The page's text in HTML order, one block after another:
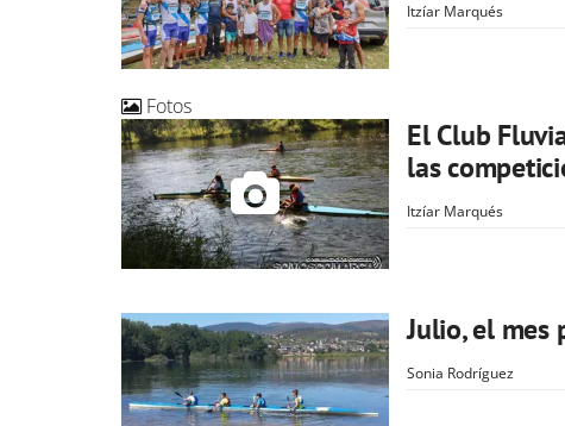
Itzíar Marqués
Fotos
El Club
las
Itzíar Marqués
Julio, el mes
Sonia Rodríguez